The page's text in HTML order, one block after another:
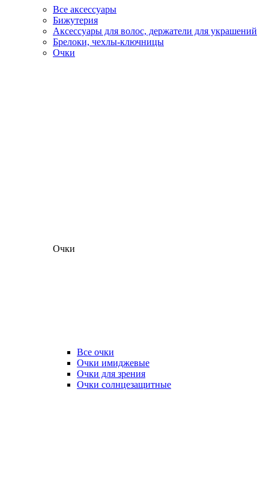
Все аксессуары
Бижутерия
Аксессуары для волос, держатели для украшений
Брелоки, чехлы-ключницы
Очки
Очки
Все очки
Очки имиджевые
Очки для зрения
Очки солнцезащитные